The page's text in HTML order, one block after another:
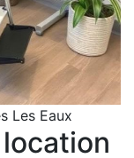
Les Eaux